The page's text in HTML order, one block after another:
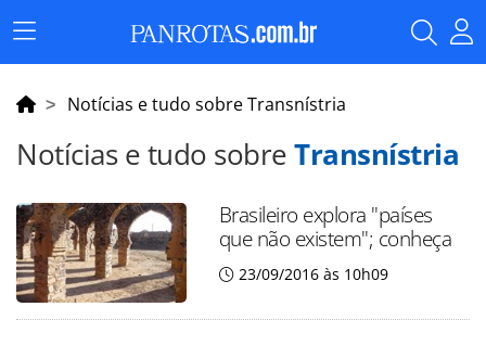
Menu
Principal
Notícias e tudo sobre Transnístria
Notícias e tudo sobreTransnístria
Brasileiro explora "países
que não existem"; conheça
23/09/2016 às 10h09